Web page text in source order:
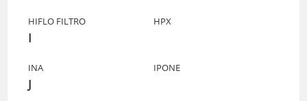
HIFLO FILTRO HPX
I
INA IPONE
J